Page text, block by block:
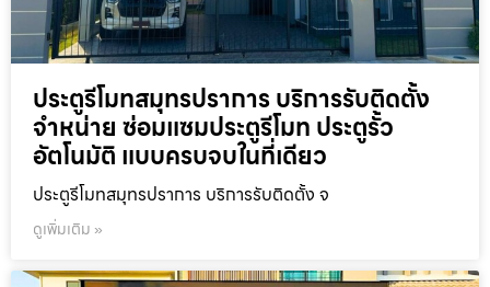
ประตูรีโมทสมุทรปราการ บริการรับติดตั้ง
จำหน่าย ซ่อมแซมประตูรีโมท ประตูรั้ว
อัตโนมัติ แบบครบจบในที่เดียว
ประตูรีโมทสมุทรปราการ บริการรับติดตั้ง จ
ดูเพิ่มเติม »